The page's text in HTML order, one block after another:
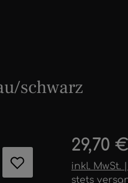
schwarz
Regulärer
29,70 €
inkl.
stets